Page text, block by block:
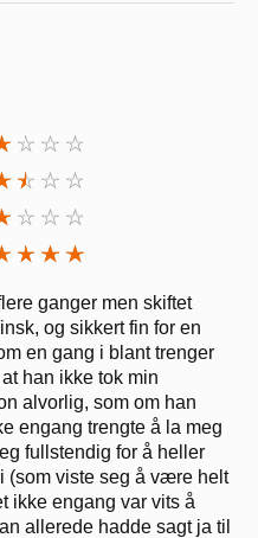
ganger men skiftet
og sikkert fin for en
en gang i blant trenger
han ikke tok min
alvorlig, som om han
engang trengte å la meg
fullstendig for å heller
(som viste seg å være helt
ikke engang var vits å
allerede hadde sagt ja til